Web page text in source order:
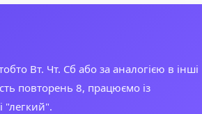
Вт. Чт. Сб або за аналогією в інші
повторень 8, працюємо із
"легкий".